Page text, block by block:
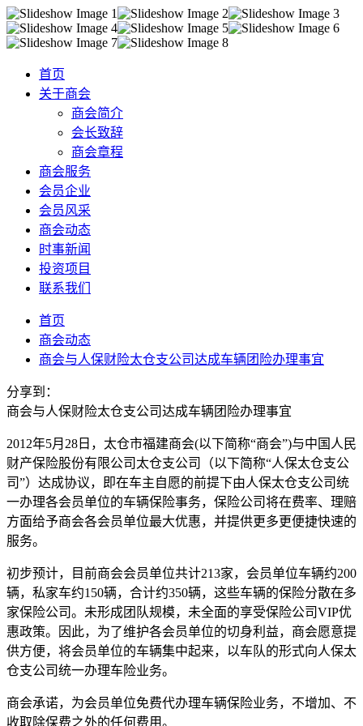
首页
关于商会
商会简介
会长致辞
商会章程
商会服务
会员企业
会员风采
商会动态
时事新闻
投资项目
联系我们
首页
商会动态
商会与人保财险太仓支公司达成车辆团险办理事宜
分享到：
商会与人保财险太仓支公司达成车辆团险办理事宜
2012年5月28日，太仓市福建商会(以下简称“商会”)与中国人民
财产保险股份有限公司太仓支公司（以下简称“人保太仓支公
司”）达成协议，即在车主自愿的前提下由人保太仓支公司统
一办理各会员单位的车辆保险事务，保险公司将在费率、理赔
方面给予商会各会员单位最大优惠，并提供更多更便捷快速的
服务。
初步预计，目前商会会员单位共计213家，会员单位车辆约200
辆，私家车约150辆，合计约350辆，这些车辆的保险分散在多
家保险公司。未形成团队规模，未全面的享受保险公司VIP优
惠政策。因此，为了维护各会员单位的切身利益，商会愿意提
供方便，将会员单位的车辆集中起来，以车队的形式向人保太
仓支公司统一办理车险业务。
商会承诺，为会员单位免费代办理车辆保险业务，不增加、不
收取除保费之外的任何费用。